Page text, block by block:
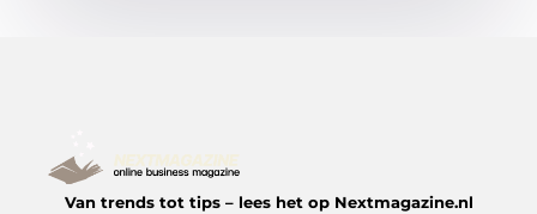
Van trends tot tips – lees het op Nextmagazine.nl